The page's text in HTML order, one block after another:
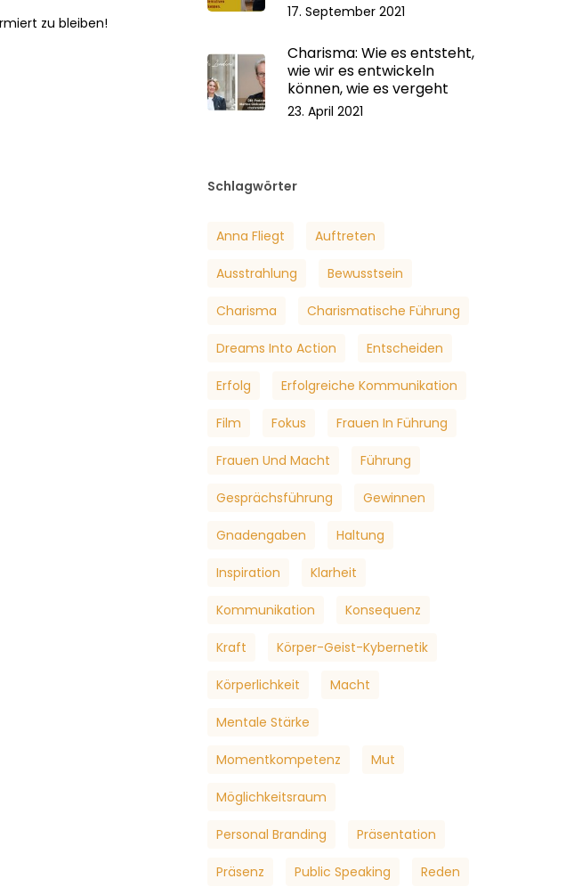
zu bleiben!
17. September 2021
Charisma: Wie es entsteht,
wie wir es entwickeln
können, wie es vergeht
23. April 2021
Schlagwörter
Anna Fliegt Auftreten
Ausstrahlung Bewusstsein
Charisma Charismatische Führung
Dreams Into Action Entscheiden
Erfolg Erfolgreiche Kommunikation
Film Fokus Frauen In Führung
Frauen Und Macht Führung
Gesprächsführung Gewinnen
Gnadengaben Haltung
Inspiration Klarheit
Kommunikation Konsequenz
Kraft Körper-Geist-Kybernetik
Körperlichkeit Macht
Mentale Stärke
Momentkompetenz Mut
Möglichkeitsraum
Personal Branding Präsentation
Präsenz Public Speaking Reden